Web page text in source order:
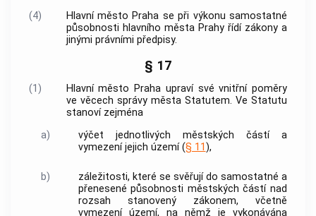
(4)
Hlavní město Praha se při výkonu samostatné
působnosti hlavního města Prahyřídí zákony a
jinými právními předpisy.
§ 17
(1) Hlavní město Praha upraví své vnitřní poměry
ve věcech správy města Statutem. Ve Statutu
stanoví zejména
a)
výčet jednotlivých městských částí a
vymezení jejich území (§ 11),
b)
záležitosti, které se svěřují do samostatné a
přenesené působnosti městských částí nad
rozsah stanovený zákonem, včetně
vymezení území, na němž je vykonávána